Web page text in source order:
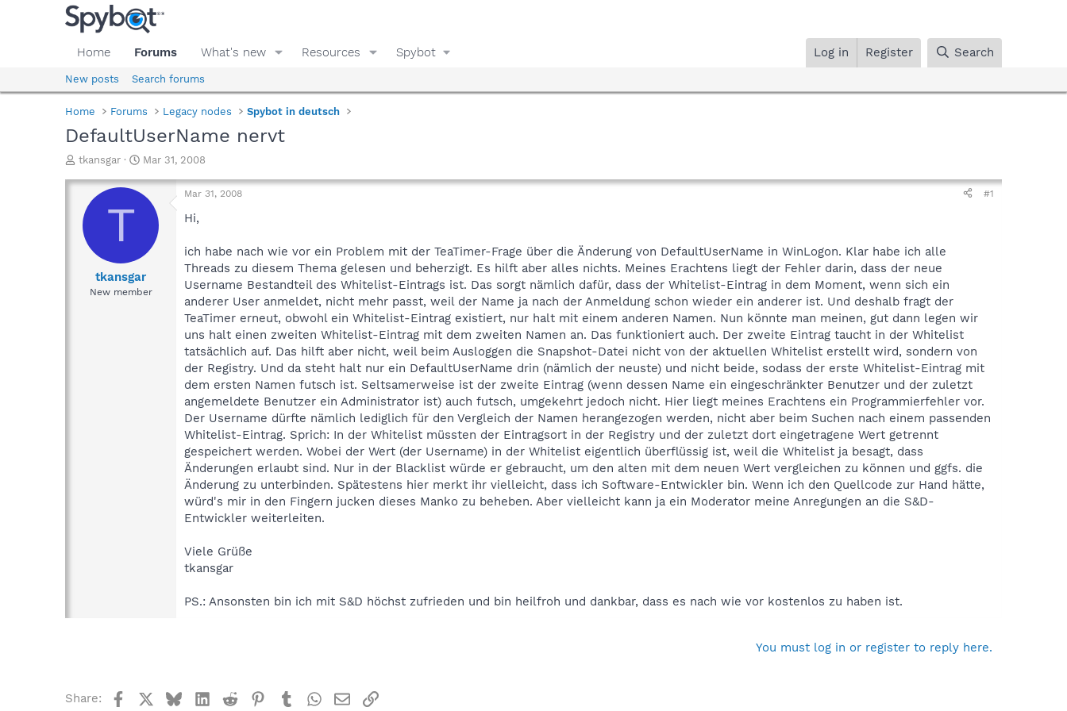
Home Forums What's new Resources Spybot Log in Register Search
New posts Search forums
Home Forums Legacy nodes Spybot in deutsch
DefaultUserName nervt
T
r
a
d
tkansgar
S
a
t
e
Mar 31, 2008
T
tkansgar
New member
Mar 31, 2008 #1
Hi,
ich habe nach wie vor ein Problem mit der TeaTimer-Frage über die Änderung von DefaultUserName in WinLogon. Klar habe ich alle
Threads zu diesem Thema gelesen und beherzigt. Es hilft aber alles nichts. Meines Erachtens liegt der Fehler darin, dass der neue
Username Bestandteil des Whitelist-Eintrags ist. Das sorgt nämlich dafür, dass der Whitelist-Eintrag in dem Moment, wenn sich ein
anderer User anmeldet, nicht mehr passt, weil der Name ja nach der Anmeldung schon wieder ein anderer ist. Und deshalb fragt der
TeaTimer erneut, obwohl ein Whitelist-Eintrag existiert, nur halt mit einem anderen Namen. Nun könnte man meinen, gut dann legen wir
uns halt einen zweiten Whitelist-Eintrag mit dem zweiten Namen an. Das funktioniert auch. Der zweite Eintrag taucht in der Whitelist
tatsächlich auf. Das hilft aber nicht, weil beim Ausloggen die Snapshot-Datei nicht von der aktuellen Whitelist erstellt wird, sondern von
der Registry. Und da steht halt nur ein DefaultUserName drin (nämlich der neuste) und nicht beide, sodass der erste Whitelist-Eintrag mit
dem ersten Namen futsch ist. Seltsamerweise ist der zweite Eintrag (wenn dessen Name ein eingeschränkter Benutzer und der zuletzt
angemeldete Benutzer ein Administrator ist) auch futsch, umgekehrt jedoch nicht. Hier liegt meines Erachtens ein Programmierfehler vor.
Der Username dürfte nämlich lediglich für den Vergleich der Namen herangezogen werden, nicht aber beim Suchen nach einem passenden
Whitelist-Eintrag. Sprich: In der Whitelist müssten der Eintragsort in der Registry und der zuletzt dort eingetragene Wert getrennt
gespeichert werden. Wobei der Wert (der Username) in der Whitelist eigentlich überflüssig ist, weil die Whitelist ja besagt, dass
Änderungen erlaubt sind. Nur in der Blacklist würde er gebraucht, um den alten mit dem neuen Wert vergleichen zu können und ggfs. die
Änderung zu unterbinden. Spätestens hier merkt ihr vielleicht, dass ich Software-Entwickler bin. Wenn ich den Quellcode zur Hand hätte,
würd's mir in den Fingern jucken dieses Manko zu beheben. Aber vielleicht kann ja ein Moderator meine Anregungen an die S&D-
Entwickler weiterleiten.
Viele Grüße
tkansgar
PS.: Ansonsten bin ich mit S&D höchst zufrieden und bin heilfroh und dankbar, dass es nach wie vor kostenlos zu haben ist.
You must log in or register to reply here.
Share: FacebookBlueskyLinkedIn
Reddit Pinterest
TumblrWhatsApp
EmailLink